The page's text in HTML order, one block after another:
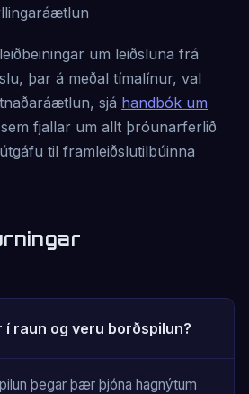
um leiðsluna frá
þar á meðal tímalínur, val
sjá handbók um
fjallar um allt þróunarferlið
til framleiðslutilbúinna
raun og veru borðspilun?
þegar þær þjóna hagnýtum